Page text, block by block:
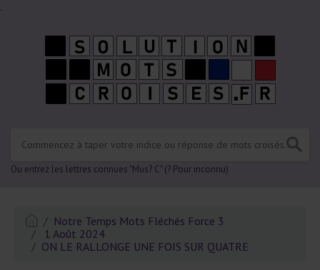
.
Ou entrez les lettres connues "Mus? C" (? Pour inconnu)
Notre Temps Mots Fléchés Force 3
1 Août 2024
ON LE RALLONGE UNE FOIS SUR QUATRE